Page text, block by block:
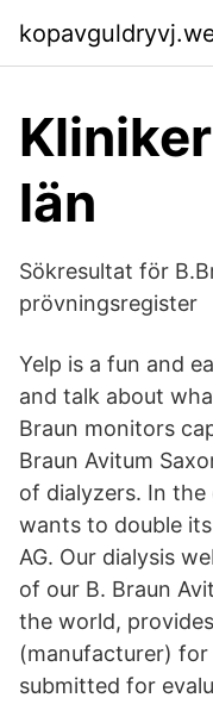
län
Sökresultat för
prövningsregister
Yelp is a fun and
and talk about
Braun monitors
Braun Avitum
of dialyzers. In
wants to double
AG. Our dialysis
of our B. Braun
the world,
(manufacturer)
submitted for